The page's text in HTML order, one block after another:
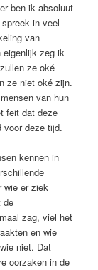
ben ik absoluut
in veel
van
zeg ik
ze oké
ze niet oké zijn.
van hun
feit dat deze
voor deze tijd.
kennen in
wie er ziek
de
zag, viel het
en wie
niet. Dat
oorzaken in de